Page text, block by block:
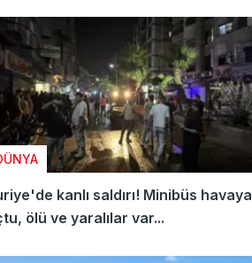
kanlı saldırı! Minibüs havaya
ölü ve yaralılar var...